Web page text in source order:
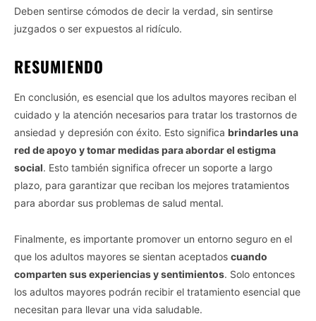
Deben sentirse cómodos de decir la verdad, sin sentirse
juzgados o ser expuestos al ridículo.
RESUMIENDO
En conclusión, es esencial que los adultos mayores reciban el
cuidado y la atención necesarios para tratar los trastornos de
ansiedad y depresión con éxito. Esto significa brindarles una
red de apoyo y tomar medidas para abordar el estigma
social. Esto también significa ofrecer un soporte a largo
plazo, para garantizar que reciban los mejores tratamientos
para abordar sus problemas de salud mental.
Finalmente, es importante promover un entorno seguro en el
que los adultos mayores se sientan aceptados cuando
comparten sus experiencias y sentimientos. Solo entonces
los adultos mayores podrán recibir el tratamiento esencial que
necesitan para llevar una vida saludable.